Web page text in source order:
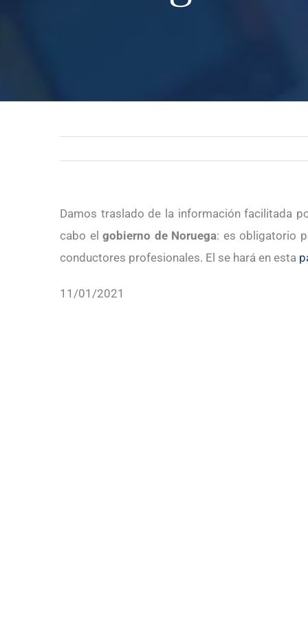
Damos traslado de la información facilitada
cabo elgobierno de Noruega: es obligatorio
conductores profesionales. El se hará en esta
11/01/2021